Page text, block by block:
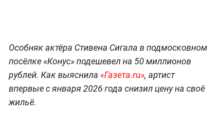
Особняк актёра Стивена Сигала в подмосковном
посёлке «Конус» подешевел на 50 миллионов
рублей. Как выяснила «Газета.ru», артист
впервые с января 2026 года снизил цену на своё
жильё.